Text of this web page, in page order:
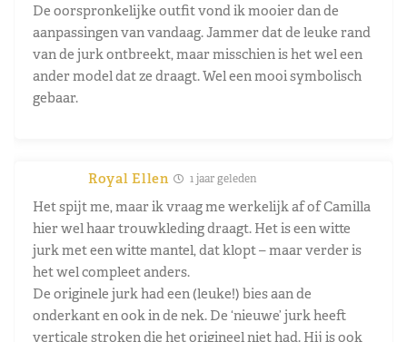
De oorspronkelijke outfit vond ik mooier dan de
aanpassingen van vandaag. Jammer dat de leuke rand
van de jurk ontbreekt, maar misschien is het wel een
ander model dat ze draagt. Wel een mooi symbolisch
gebaar.
Royal Ellen 1 jaar geleden
Het spijt me, maar ik vraag me werkelijk af of Camilla
hier wel haar trouwkleding draagt. Het is een witte
jurk met een witte mantel, dat klopt – maar verder is
het wel compleet anders.
De originele jurk had een (leuke!) bies aan de
onderkant en ook in de nek. De ‘nieuwe’ jurk heeft
verticale stroken die het origineel niet had. Hij is ook